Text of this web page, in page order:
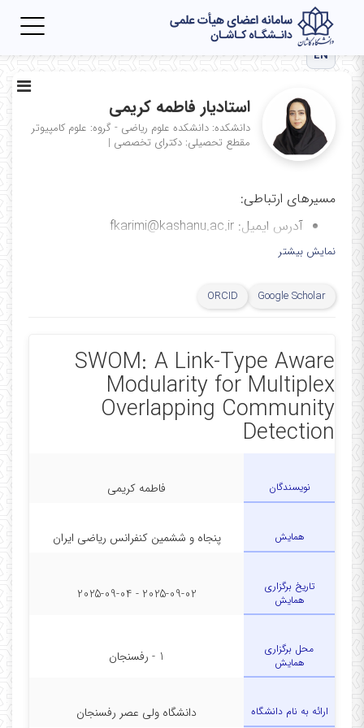
EN
استادیار فاطمه کریمی
دانشکده: دانشکده علوم ریاضی - گروه: علوم کامپیوتر
مقطع تحصیلی: دکترای تخصصی |
مسیرهای ارتباطی:
آدرس ایمیل: fkarimi@kashanu.ac.ir
آیدی پیام‌رسان ایتا: Karimi_kuنمایش بیشتر
Google Scholar
ORCID
SWOM: A Link-Type Aware
Modularity for Multiplex
Overlapping Community
Detection
نویسندگان فاطمه کریمی
همایش پنجاه و ششمین کنفرانس ریاضی ایران
تاریخ برگزاری
همایش
2025-09-02 - 2025-09-04
محل برگزاری
همایش
1 - رفسنجان
ارائه به نام دانشگاه دانشگاه ولی عصر رفسنجان